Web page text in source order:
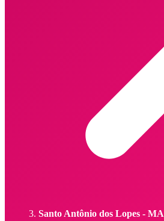
Santo Antônio dos Lopes - MA